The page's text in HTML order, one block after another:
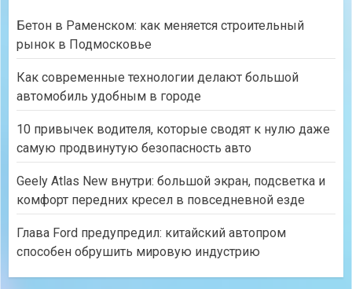
Бетон в Раменском: как меняется строительный
рынок в Подмосковье
Как современные технологии делают большой
автомобиль удобным в городе
10 привычек водителя, которые сводят к нулю даже
самую продвинутую безопасность авто
Geely Atlas New внутри: большой экран, подсветка и
комфорт передних кресел в повседневной езде
Глава Ford предупредил: китайский автопром
способен обрушить мировую индустрию